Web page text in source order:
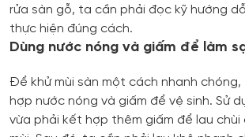
rửa sàn gỗ, ta cần phải đọc kỹ hướng
thực hiện đúng cách.
Dùng nước nóng và giấm để làm
Để khử mùi sàn một cách nhanh
hợp nước nóng và giấm để vệ sinh. Sử
vừa phải kết hợp thêm giấm để lau